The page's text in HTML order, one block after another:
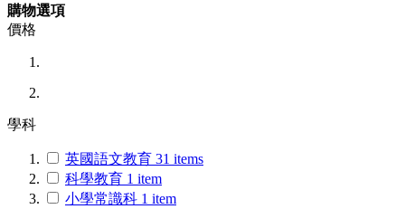
購物選項
價格
學科
英國語文教育 31 items
科學教育 1 item
小學常識科 1 item